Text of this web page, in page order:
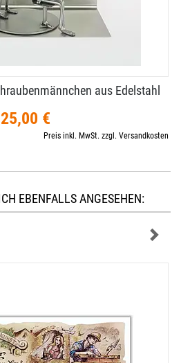
aus Edelstahl
25,00 €
Preis inkl. MwSt. zzgl. Versandkosten
EBENFALLS ANGESEHEN: